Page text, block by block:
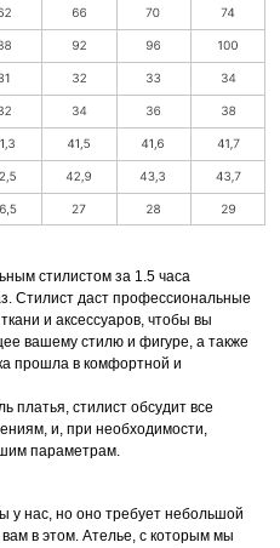
стилистом за 1.5 часа
Стилист даст профессиональные
и аксессуаров, чтобы вы
вашему стилю и фигуре, а также
прошла в комфортной и
платья, стилист обсудит все
и, при необходимости,
параметрам.
у нас, но оно требует небольшой
в этом. Ателье, с которым мы